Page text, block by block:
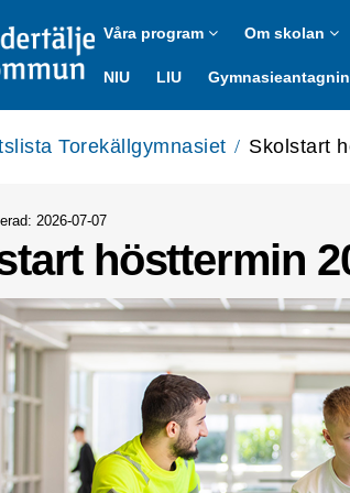
Våra program Om skolan
NIU LIU
Torekällgymnasiet / Skolstart
2026-07-07
hösttermin